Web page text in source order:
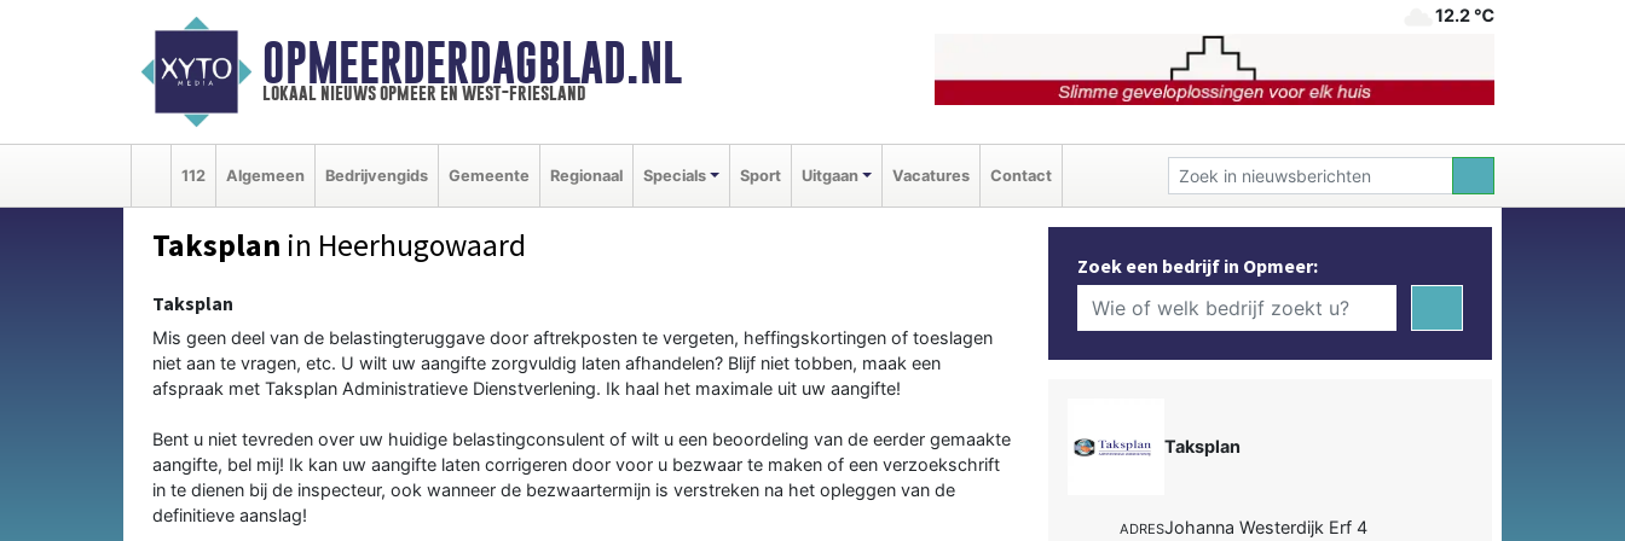
OPMEERDERDAGBLAD.NL
lokaal nieuws opmeer en west-friesland
12.2 ℃
112 Algemeen Bedrijvengids Gemeente Regionaal Specials Sport Uitgaan Vacatures Contact
Taksplan in Heerhugowaard
Taksplan
Mis geen deel van de belastingteruggave door aftrekposten te vergeten, heffingskortingen of toeslagen
niet aan te vragen, etc. U wilt uw aangifte zorgvuldig laten afhandelen? Blijf niet tobben, maak een
afspraak met Taksplan Administratieve Dienstverlening. Ik haal het maximale uit uw aangifte!
Bent u niet tevreden over uw huidige belastingconsulent of wilt u een beoordeling van de eerder gemaakte
aangifte, bel mij! Ik kan uw aangifte laten corrigeren door voor u bezwaar te maken of een verzoekschrift
in te dienen bij de inspecteur, ook wanneer de bezwaartermijn is verstreken na het opleggen van de
definitieve aanslag!
Zoek een bedrijf in Opmeer:
Taksplan
ADRESJohanna Westerdijk Erf 4